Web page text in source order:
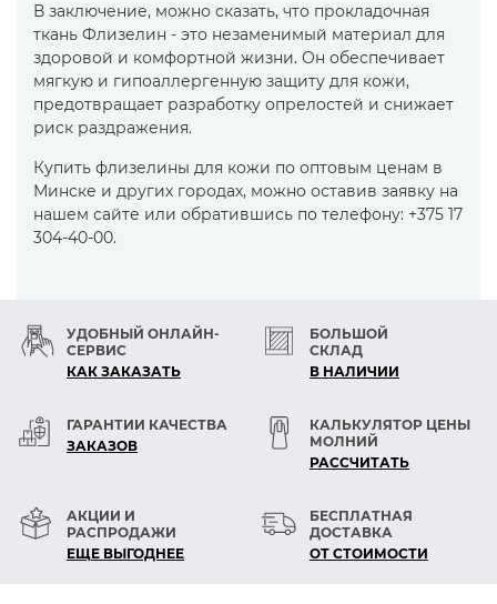
В заключение, можно сказать, что прокладочная
ткань Флизелин - это незаменимый материал для
здоровой и комфортной жизни. Он обеспечивает
мягкую и гипоаллергенную защиту для кожи,
предотвращает разработку опрелостей и снижает
риск раздражения.
Купить флизелины для кожи по оптовым ценам в
Минске и других городах, можно оставив заявку на
нашем сайте или обратившись по телефону: +375 17
304-40-00.
УДОБНЫЙ ОНЛАЙН-
СЕРВИС
КАК ЗАКАЗАТЬ
БОЛЬШОЙ
СКЛАД
В НАЛИЧИИ
ГАРАНТИИ КАЧЕСТВА
ЗАКАЗОВ
КАЛЬКУЛЯТОР ЦЕНЫ
МОЛНИЙ
РАСCЧИТАТЬ
АКЦИИ И
РАСПРОДАЖИ
ЕЩЕ ВЫГОДНЕЕ
БЕСПЛАТНАЯ
ДОСТАВКА
ОТ СТОИМОСТИ